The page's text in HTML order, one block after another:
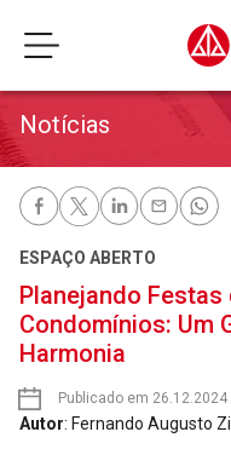
Notícias
ESPAÇO ABERTO
Planejando Festas
Condomínios: Um
Harmonia
Publicado em
Autor: Fernando Augusto